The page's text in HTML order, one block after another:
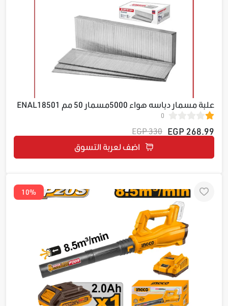
علبة مسمار دباسه هواء 5000مسمار 50 مم ENAL18501
0
268.99 EGP
330 EGP
اضف لعربة التسوق
10%